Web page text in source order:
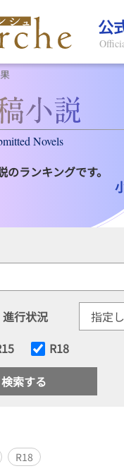
公
Novels
ランキングです。
進行状況
R18
R18